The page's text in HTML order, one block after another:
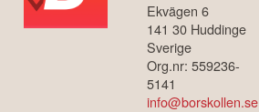
Ekvägen 6
141 30 Huddinge
Sverige
Org.nr: 559236-
5141
info@borskollen.se